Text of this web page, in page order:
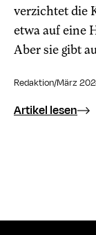
verzichtet die
etwa auf eine
Aber sie gibt
Redaktion/März
Artikel lesen